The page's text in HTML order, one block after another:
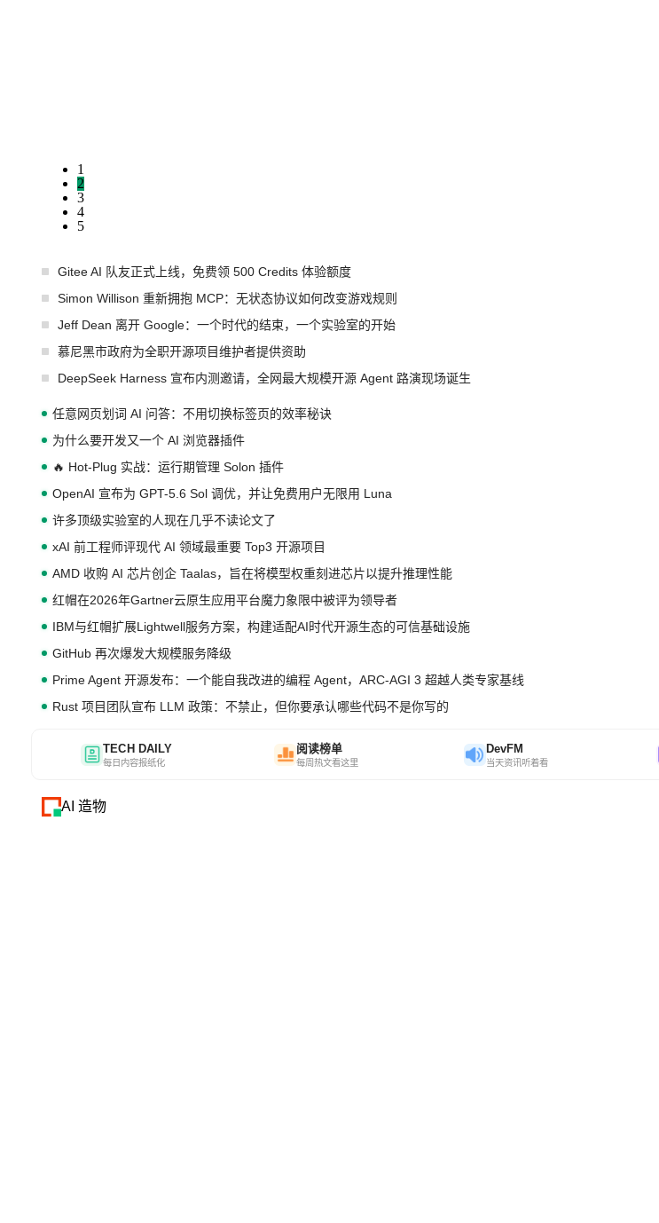
1
2
3
4
5
Gitee AI 队友正式上线，免费领 500 Credits 体验额度
Simon Willison 重新拥抱 MCP：无状态协议如何改变游戏规则
Jeff Dean 离开 Google：一个时代的结束，一个实验室的开始
慕尼黑市政府为全职开源项目维护者提供资助
DeepSeek Harness 宣布内测邀请，全网最大规模开源 Agent 路演现场诞生
任意网页划词 AI 问答：不用切换标签页的效率秘诀
为什么要开发又一个 AI 浏览器插件
🔥 Hot-Plug 实战：运行期管理 Solon 插件
OpenAI 宣布为 GPT-5.6 Sol 调优，并让免费用户无限用 Luna
许多顶级实验室的人现在几乎不读论文了
xAI 前工程师评现代 AI 领域最重要 Top3 开源项目
AMD 收购 AI 芯片创企 Taalas，旨在将模型权重刻进芯片以提升推理性能
红帽在2026年Gartner云原生应用平台魔力象限中被评为领导者
IBM与红帽扩展Lightwell服务方案，构建适配AI时代开源生态的可信基础设施
GitHub 再次爆发大规模服务降级
Prime Agent 开源发布：一个能自我改进的编程 Agent，ARC-AGI 3 超越人类专家基线
Rust 项目团队宣布 LLM 政策：不禁止，但你要承认哪些代码不是你写的
TECH DAILY
每日内容报纸化
阅读榜单
每周热文看这里
DevFM
当天资讯听着看
AI 造物